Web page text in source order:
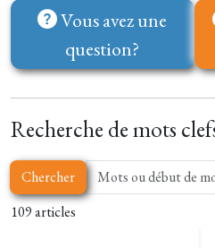
Vous avez une
question?
Recherche de mots
Chercher
109 articles